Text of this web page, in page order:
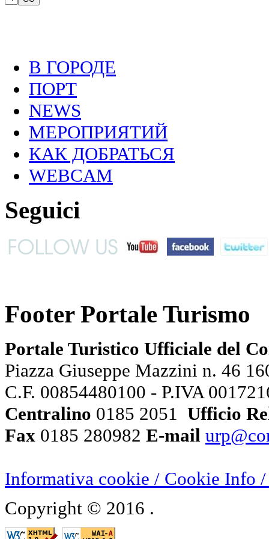
В ГОРОДЕ
ПОРТ
NEWS
МЕРОПРИЯТИЙ
КАК ДОБРАТЬСЯ
WEBCAM
Seguici
Footer Portale Turismo
Portale Turistico Ufficiale del
Piazza Giuseppe Mazzini n. 46
C.F. 00854480100 - P.IVA
Centralino 0185 2051 Ufficio
Fax 0185 280982 E-mail
Informativa cookie / Cookie Info
Copyright © 2016 .